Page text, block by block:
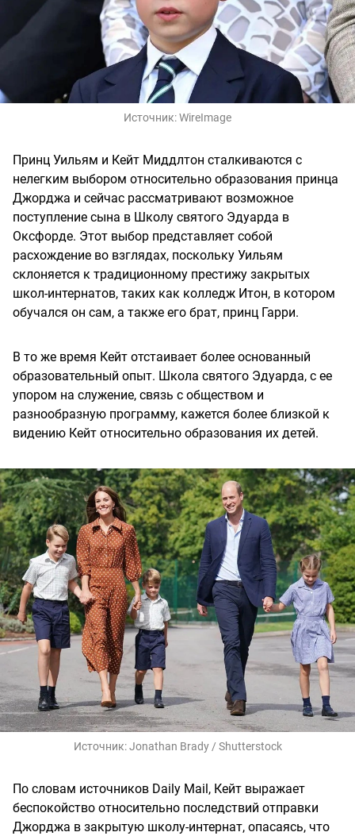
Источник:WireImage
Принц Уильям и Кейт Миддлтон сталкиваются с
нелегким выбором относительно образования принца
Джорджа и сейчас рассматривают возможное
поступление сына в Школу святого Эдуарда в
Оксфорде. Этот выбор представляет собой
расхождение во взглядах, поскольку Уильям
склоняется к традиционному престижу закрытых
школ-интернатов, таких как колледж Итон, в котором
обучался он сам, а также его брат, принц Гарри.
В то же время Кейт отстаивает более основанный
образовательный опыт. Школа святого Эдуарда, с ее
упором на служение, связь с обществом и
разнообразную программу, кажется более близкой к
видению Кейт относительно образования их детей.
Источник:Jonathan Brady / Shutterstock
По словам источников Daily Mail, Кейт выражает
беспокойство относительно последствий отправки
Джорджа в закрытую школу-интернат, опасаясь, что